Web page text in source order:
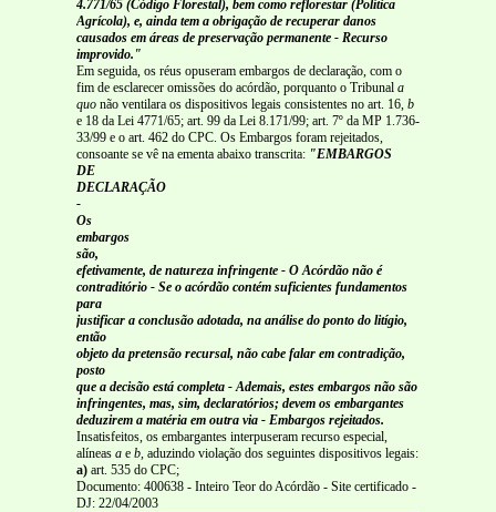
4.771/65 (Código Florestal), bem como reflorestar (Política
Agrícola), e, ainda tem a obrigação de recuperar danos
causados em áreas de preservação permanente - Recurso
improvido."
Em seguida, os réus opuseram embargos de declaração, com o
fim de esclarecer omissões do acórdão, porquanto o Tribunal a
quo não ventilara os dispositivos legais consistentes no art. 16, b
e 18 da Lei 4771/65; art. 99 da Lei 8.171/99; art. 7º da MP 1.736-
33/99 e o art. 462 do CPC. Os Embargos foram rejeitados,
consoante se vê na ementa abaixo transcrita: "EMBARGOS
DE
DECLARAÇÃO
-
Os
embargos
são,
efetivamente, de natureza infringente - O Acórdão não é
contraditório - Se o acórdão contém suficientes fundamentos
para
justificar a conclusão adotada, na análise do ponto do litígio,
então
objeto da pretensão recursal, não cabe falar em contradição,
posto
que a decisão está completa - Ademais, estes embargos não são
infringentes, mas, sim, declaratórios; devem os embargantes
deduzirem a matéria em outra via - Embargos rejeitados.
Insatisfeitos, os embargantes interpuseram recurso especial,
alíneas a e b, aduzindo violação dos seguintes dispositivos legais:
a) art. 535 do CPC;
Documento: 400638 - Inteiro Teor do Acórdão - Site certificado -
DJ: 22/04/2003